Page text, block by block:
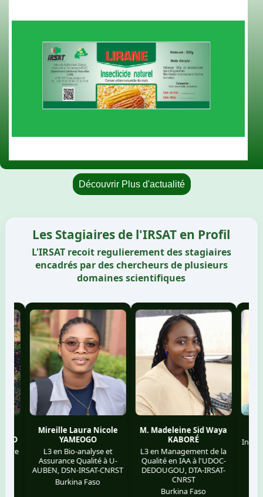
Découvrir Plus d'actualité
Les Stagiaires de l'IRSAT en Profil
L'IRSAT recoit regulierement des stagiaires
encadrés par des chercheurs de plusieurs
domaines scientifiques
Mireille Laura Nicole
YAMEOGO
L3 en Bio-analyse et
Assurance Qualité à U-
AUBEN, DSN-IRSAT-CNRST
Burkina Faso
M. Madeleine Sid Waya
KABORÉ
L3 en Management de la
Qualité en IAA à l'UDOC-
DEDOUGOU, DTA-IRSAT-
CNRST
Burkina Faso
Industrie